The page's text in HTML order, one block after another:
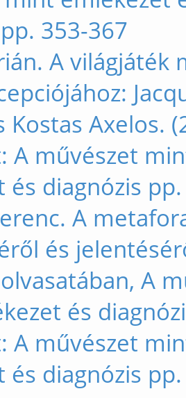
353-367
A világjáték
Kostas Axelos.
A művészet
és diagnózis
A
és
A
és
A művészet
és diagnózis